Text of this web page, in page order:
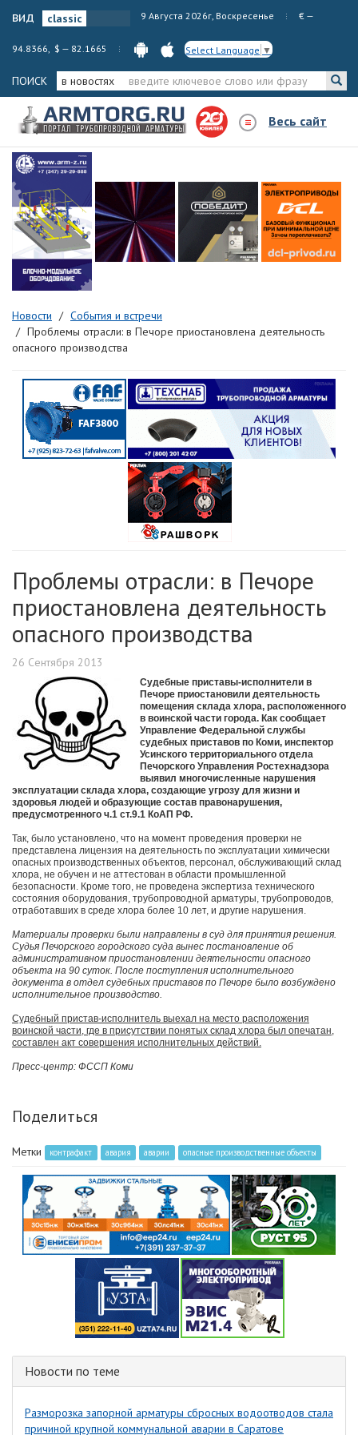
вид 9 Августа 2026г, Воскресенье € —
94.8366, $ — 82.1665 Select Language ▼
ПОИСК в новостях
Весь сайт
Новости
События и встречи
Проблемы отрасли: в Печоре приостановлена деятельность
опасного производства
Проблемы отрасли: в Печоре
приостановлена деятельность
опасного производства
26 Сентября 2013
Судебные приставы-исполнители в
Печоре приостановили деятельность
помещения склада хлора, расположенного
в воинской части города. Как сообщает
Управление Федеральной службы
судебных приставов по Коми, инспектор
Усинского территориального отдела
Печорского Управления Ростехнадзора
выявил многочисленные нарушения
эксплуатации склада хлора, создающие угрозу для жизни и
здоровья людей и образующие состав правонарушения,
предусмотренного ч.1 ст.9.1 КоАП РФ.
Так, было установлено, что на момент проведения проверки не
представлена лицензия на деятельность по эксплуатации химически
опасных производственных объектов, персонал, обслуживающий склад
хлора, не обучен и не аттестован в области промышленной
безопасности. Кроме того, не проведена экспертиза технического
состояния оборудования, трубопроводной арматуры, трубопроводов,
отработавших в среде хлора более 10 лет, и другие нарушения.
Материалы проверки были направлены в суд для принятия решения.
Судья Печорского городского суда вынес постановление об
административном приостановлении деятельности опасного
объекта на 90 суток. После поступления исполнительного
документа в отдел судебных приставов по Печоре было возбуждено
исполнительное производство.
Судебный пристав-исполнитель выехал на место расположения
воинской части, где в присутствии понятых склад хлора был опечатан,
составлен акт совершения исполнительных действий.
Пресс-центр: ФССП Коми
Поделиться
Метки контрафакт авария аварии опасные производственные объекты
Новости по теме
Разморозка запорной арматуры сбросных водоотводов стала
причиной крупной коммунальной аварии в Саратове